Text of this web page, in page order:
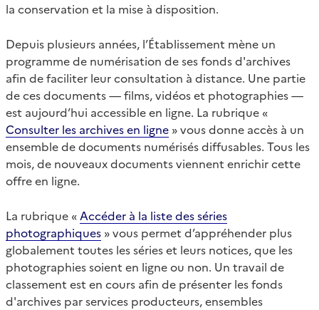
la conservation et la mise à disposition.
Depuis plusieurs années, l’Établissement mène un
programme de numérisation de ses fonds d'archives
afin de faciliter leur consultation à distance. Une partie
de ces documents — films, vidéos et photographies —
est aujourd’hui accessible en ligne. La rubrique «
Consulter les archives en ligne » vous donne accès à un
ensemble de documents numérisés diffusables. Tous les
mois, de nouveaux documents viennent enrichir cette
offre en ligne.
La rubrique « Accéder à la liste des séries
photographiques » vous permet d’appréhender plus
globalement toutes les séries et leurs notices, que les
photographies soient en ligne ou non. Un travail de
classement est en cours afin de présenter les fonds
d'archives par services producteurs, ensembles